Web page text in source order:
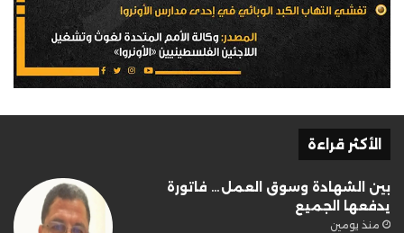
الأكثر قراءة
بين الشهادة وسوق العمل… فاتورة
يدفعها الجميع
منذ يومين